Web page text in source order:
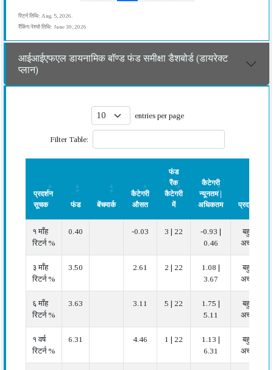
रिटर्न तिथि: Aug. 5, 2026.
रैंकिंग/रेश्यो तिथि: June 30, 2026
आईआईएफएल डायनामिक बॉण्ड फंड समीक्षा डैशबोर्ड (डायरेक्ट
प्लान)
entries per page
Filter Table:
प्रदर्शन
सूचक
फंड बेंचमार्क
कैटेगरी
औसत
फंड
रैंक
कैटेगरी
में
कैटेगरी
न्यूनतम |
अधिकतम
प्रदर्शन
सूचक
औसत
रैंक
में
न्यूनतम |
अधिकतम
१ माँह
रिटर्न %
0.40 -0.03 3 | 22
-0.93 |
0.46
बहुत
अच्छा
३ माँह
रिटर्न %
3.50 2.61 2 | 22
1.08 |
3.67
बहुत
अच्छा
६ माँह
रिटर्न %
3.63 3.11 5 | 22
1.75 |
5.11
बहुत
अच्छा
१ वर्ष
रिटर्न %
6.31 4.46 1 | 22
1.13 |
6.31
बहुत
अच्छा